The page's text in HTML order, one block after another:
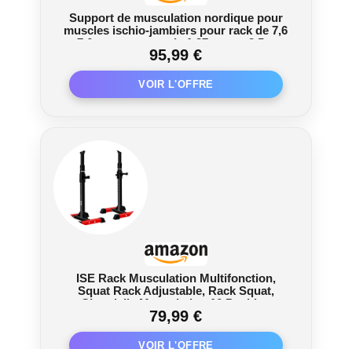
Support de musculation nordique pour
muscles ischio-jambiers pour rack de 7,6
x 7,6 cm avec trou de 1,27 cm ou 2,5 cm
– Fixation réglable de maintien des
jambes avec surface en cuir de qualité
95,99 €
ISE Rack Musculation Multifonction,
Squat Rack Adjustable, Rack Squat,
Chandelle Musculation 16 Position
Hauteur Réglable, Avec Support Barre
Super Stabilité, Fitness à Domicile,
Capacité Elevée 200KG
79,99 €